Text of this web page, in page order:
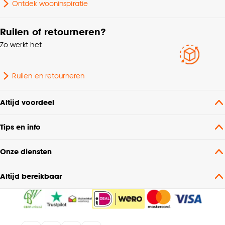
Ontdek wooninspiratie
Ruilen of retourneren?
Zo werkt het
Ruilen en retourneren
Altijd voordeel
Tips en info
Onze diensten
Altijd bereikbaar